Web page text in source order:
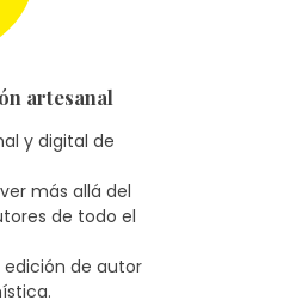
artesanal
y digital de
más allá del
de todo el
edición de autor